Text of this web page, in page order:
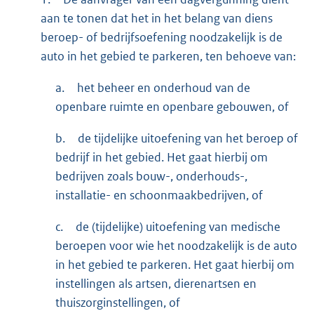
aan te tonen dat het in het belang van diens
beroep- of bedrijfsoefening noodzakelijk is de
auto in het gebied te parkeren, ten behoeve van:
a.
het beheer en onderhoud van de
openbare ruimte en openbare gebouwen, of
b.
de tijdelijke uitoefening van het beroep of
bedrijf in het gebied. Het gaat hierbij om
bedrijven zoals bouw-, onderhouds-,
installatie- en schoonmaakbedrijven, of
c.
de (tijdelijke) uitoefening van medische
beroepen voor wie het noodzakelijk is de auto
in het gebied te parkeren. Het gaat hierbij om
instellingen als artsen, dierenartsen en
thuiszorginstellingen, of